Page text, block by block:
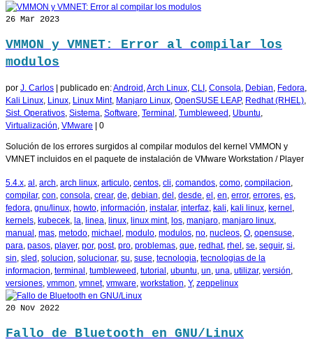
26 Mar 2023
VMMON y VMNET: Error al compilar los
modulos
por J. Carlos publicado en:Android ,Arch Linux, CLI , Consola, Debian, Fedora,
Kali Linux, Linux, Linux Mint, Manjaro Linux, OpenSUSE LEAP, Redhat (RHEL),
Sist. Operativos, Sistema, Software, Terminal , Tumbleweed , Ubuntu,
Virtualización, VMware 0
Solución de los errores surgidos al compilar modulos del kernel VMMON y
VMNET incluidos en el paquete de instalación de VMware Workstation / Player
5.4.x, al , arch, arch linux, articulo, centos, cli, comandos, como, compilacion,
compilar, con, consola, crear, de, debian, del , desde, el , en, error, errores, es,
fedora, gnu/linux, howto, información, instalar, interfaz, kali, kali linux, kernel ,
kernels, kubecek, la, linea, linux, linux mint, los, manjaro, manjaro linux,
manual , mas, metodo, michael , modulo, modulos, no, nucleos, O, opensuse,
para, pasos, player, por, post, pro, problemas, que, redhat, rhel , se, seguir, si,
sin, sled , solucion, solucionar, su, suse, tecnologia, tecnologias de la
informacion, terminal , tumbleweed , tutorial , ubuntu, un, una, utilizar, versión,
versiones, vmmon, vmnet, vmware, workstation, Y, zeppelinux
20 Nov 2022
Fallo de Bluetooth en GNU/Linux